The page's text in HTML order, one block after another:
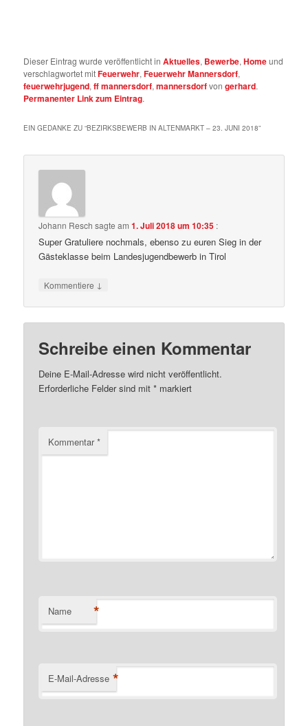
Dieser Eintrag wurde veröffentlicht inAktuelles, Bewerbe,Homeund
verschlagwortet mitFeuerwehr,Feuerwehr Mannersdorf,
feuerwehrjugend,ff mannersdorf,mannersdorfvongerhard.
Permanenter Link zum Eintrag.
EIN GEDANKE ZU “BEZIRKSBEWERB IN ALTENMARKT – 23. JUNI 2018”
Johann Resch sagte am1. Juli 2018 um 10:35 :
Super Gratuliere nochmals, ebenso zu euren Sieg in der
Gästeklasse beim Landesjugendbewerb in Tirol
Kommentiere ↓
Schreibe einen Kommentar
Deine E-Mail-Adresse wird nicht veröffentlicht.
Erforderliche Felder sind mit* markiert
Kommentar*
Name *
E-Mail-Adresse *